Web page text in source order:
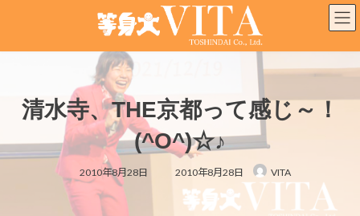
ン
プ
ー
動
清水寺、THE京都って感じ～！
(^O^)☆♪
2010年8月28日
終
新
日
2010年8月28日 VITA